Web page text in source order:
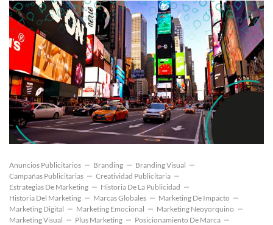
Anuncios Publicitarios Branding
Branding Visual
Campañas Publicitarias
Creatividad Publicitaria
Estrategias De Marketing
Historia De La Publicidad
Historia Del Marketing
Marcas Globales
Marketing De Impacto
Marketing Digital
Marketing Emocional
Marketing Neoyorquino
Marketing Visual
Plus Marketing
Posicionamiento De Marca